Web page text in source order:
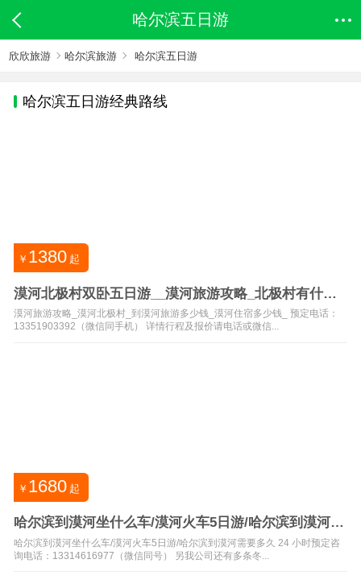
哈尔滨五日游
欣欣旅游 哈尔滨旅游 哈尔滨五日游
哈尔滨五日游经典路线
￥ 1380 起
漠河北极村双卧五日游__漠河旅游攻略_北极村有什么
好玩的
漠河旅游攻略_漠河北极村_到漠河旅游多少钱_漠河住宿多少钱_ 预定电话：
13351903392（微信同手机） 详情行程及报价请电话或微信...
￥ 1680 起
哈尔滨到漠河坐什么车/漠河火车5日游/哈尔滨到漠河需
要多久
哈尔滨到漠河坐什么车/漠河火车5日游/哈尔滨到漠河需要多久 24 小时预定咨
询电话：13314616977（微信同号） 另我公司还有多条冬...